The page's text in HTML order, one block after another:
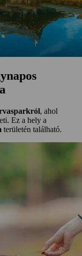
, ahol
Ez a hely a
területén található.